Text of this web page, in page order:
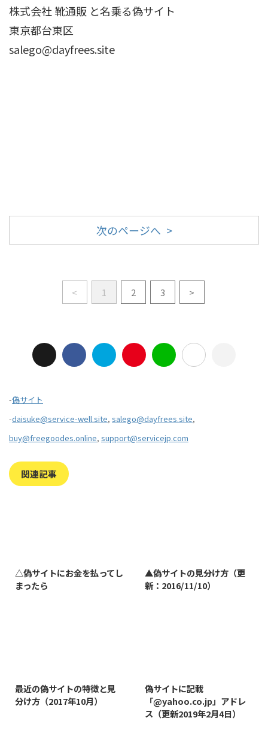
株式会社 靴通販 と名乗る偽サイト
東京都台東区
salego@dayfrees.site
次のページへ >
< 1 2 3 >
-偽サイト
-daisuke@service-well.site, salego@dayfrees.site,
buy@freegoodes.online, support@servicejp.com
関連記事
△偽サイトにお金を払ってし
まったら
▲偽サイトの見分け方（更
新：2016/11/10）
最近の偽サイトの特徴と見
分け方（2017年10月）
偽サイトに記載
「@yahoo.co.jp」アドレ
ス（更新2019年2月4日）